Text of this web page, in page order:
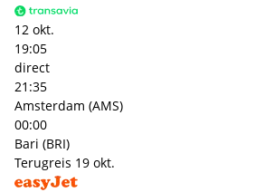
12 okt.
19:05
direct
21:35
Amsterdam (AMS)
00:00
Bari (BRI)
Terugreis 19 okt.